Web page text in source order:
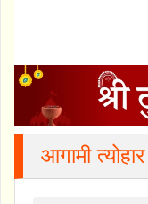
आगामी त्योहार